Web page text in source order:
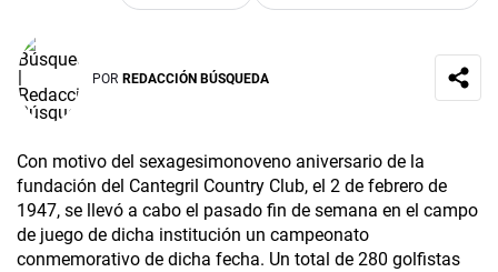
POR REDACCIÓN BÚSQUEDA
Con motivo del sexagesimonoveno aniversario de la
fundación del Cantegril Country Club, el 2 de febrero de
1947, se llevó a cabo el pasado fin de semana en el campo
de juego de dicha institución un campeonato
conmemorativo de dicha fecha. Un total de 280 golfistas